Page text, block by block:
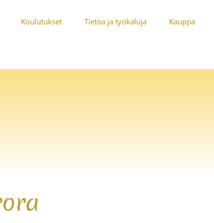
Koulutukset Tietoa ja työkaluja Kauppa